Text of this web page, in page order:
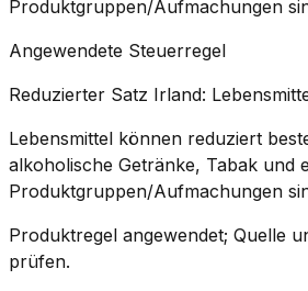
Produktgruppen/Aufmachungen
Angewendete Steuerregel
Reduzierter Satz Irland:
Lebensmittel können reduziert
alkoholische Getränke, Tabak und
Produktgruppen/Aufmachungen
Produktregel angewendet; Quelle
prüfen.